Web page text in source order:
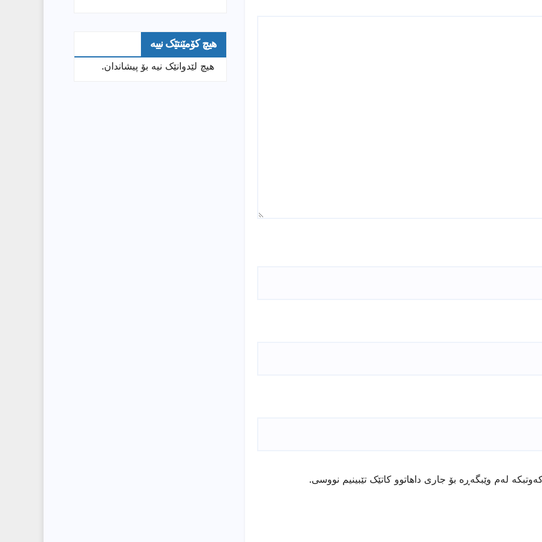
لەم وێبگەڕە بۆ جاری داهاتوو کاتێک تێبینیم نووسی.
هیچ کۆمێنتێک نییە
هیچ لێدوانێک نیە بۆ پیشاندان.